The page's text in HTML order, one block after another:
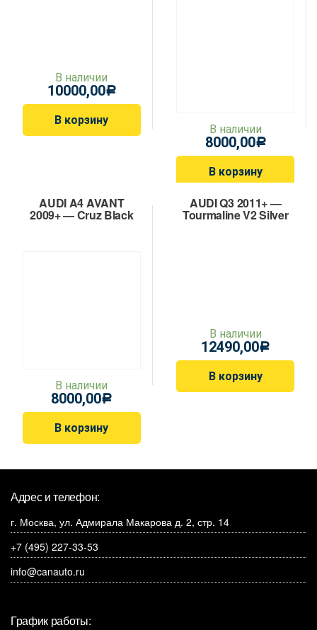
В наличии
10000,00Р
В корзину
В наличии
8000,00Р
В корзину
AUDI A4 AVANT
2009+ — Cruz Black
В наличии
8000,00Р
В корзину
AUDI Q3 2011+ —
Tourmaline V2 Silver
В наличии
12490,00Р
В корзину
Адрес и телефон:
г. Москва, ул. Адмирала Макарова д. 2, стр. 14
+7 (495) 227-33-53
info@canauto.ru
График работы: